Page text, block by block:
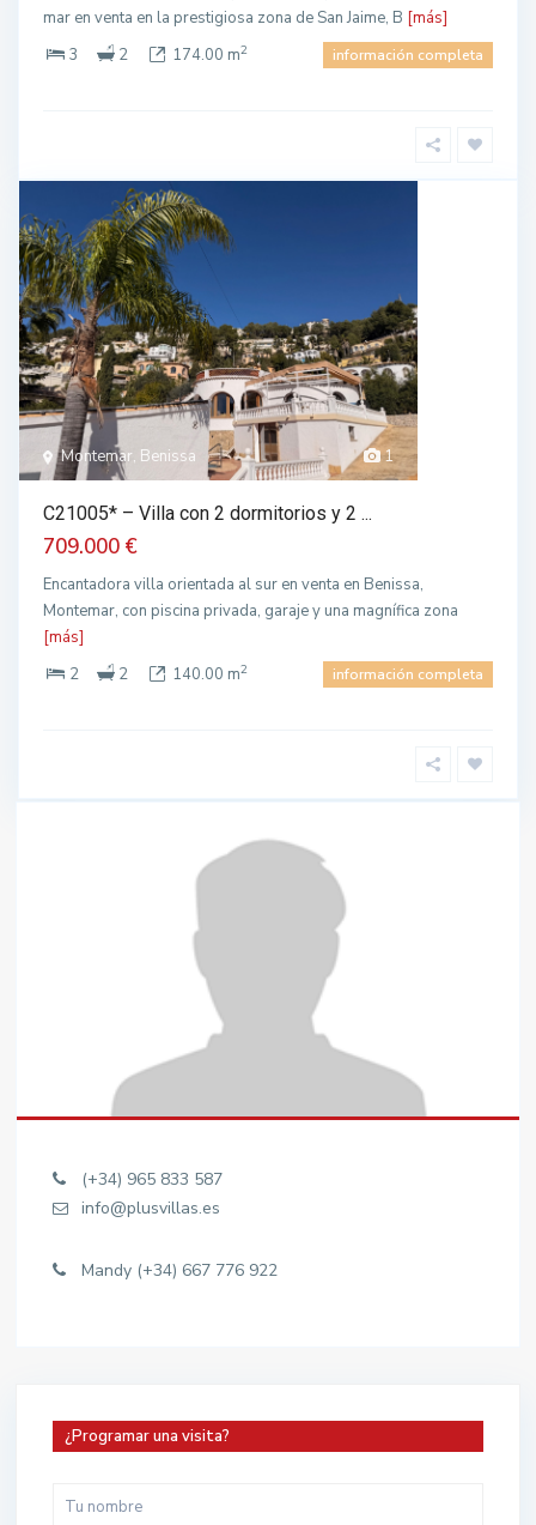
mar en venta en la prestigiosa zona de San Jaime, B [más]
3
2 174.00 m2 información completa
1
Montemar, Benissa
C21005* – Villa con 2 dormitorios y 2 ...
709.000 €
Encantadora villa orientada al sur en venta en Benissa,
Montemar, con piscina privada, garaje y una magnífica zona
[más]
2
2 140.00 m2 información completa
(+34) 965 833 587
info@plusvillas.es
Mandy (+34) 667 776 922
¿Programar una visita?